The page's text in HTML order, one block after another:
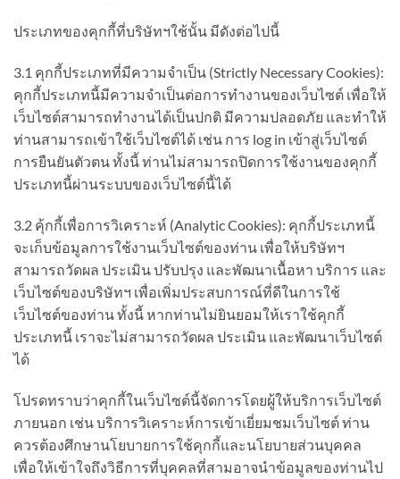
ประเภทของคุกกี้ที่บริษัทฯใช้นั้น มีดังต่อไปนี้
3.1 คุกกี้ประเภทที่มีความจำเป็น (Strictly Necessary Cookies):
คุกกี้ประเภทนี้มีความจำเป็นต่อการทำงานของเว็บไซต์ เพื่อให้
เว็บไซต์สามารถทำงานได้เป็นปกติ มีความปลอดภัย และทำให้
ท่านสามารถเข้าใช้เว็บไซต์ได้ เช่น การ log in เข้าสู่เว็บไซต์
การยืนยันตัวตน ทั้งนี้ ท่านไม่สามารถปิดการใช้งานของคุกกี้
ประเภทนี้ผ่านระบบของเว็บไซต์นี้ได้
3.2 คุ้กกี้เพื่อการวิเคราะห์ (Analytic Cookies): คุกกี้ประเภทนี้
จะเก็บข้อมูลการใช้งานเว็บไซต์ของท่าน เพื่อให้บริษัทฯ
สามารถวัดผล ประเมิน ปรับปรุง และพัฒนาเนื้อหา บริการ และ
เว็บไซต์ของบริษัทฯ เพื่อเพิ่มประสบการณ์ที่ดีในการใช้
เว็บไซต์ของท่าน ทั้งนี้ หากท่านไม่ยินยอมให้เราใช้คุกกี้
ประเภทนี้ เราจะไม่สามารถวัดผล ประเมิน และพัฒนาเว็บไซต์
ได้
โปรดทราบว่าคุกกี้ในเว็บไซต์นี้จัดการโดยผู้ให้บริการเว็บไซต์
ภายนอก เช่น บริการวิเคราะห์การเข้าเยี่ยมชมเว็บไซต์ ท่าน
ควรต้องศึกษานโยบายการใช้คุกกี้และนโยบายส่วนบุคคล
เพื่อให้เข้าใจถึงวิธีการที่บุคคลที่สามอาจนำข้อมูลของท่านไป